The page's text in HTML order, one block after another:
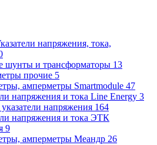
напряжения, тока,
шунты и трансформаторы 13
прочие 5
амперметры Smartmodule 47
напряжения и тока Line Energy 3
напряжения 164
напряжения и тока ЭТК
9
амперметры Меандр 26